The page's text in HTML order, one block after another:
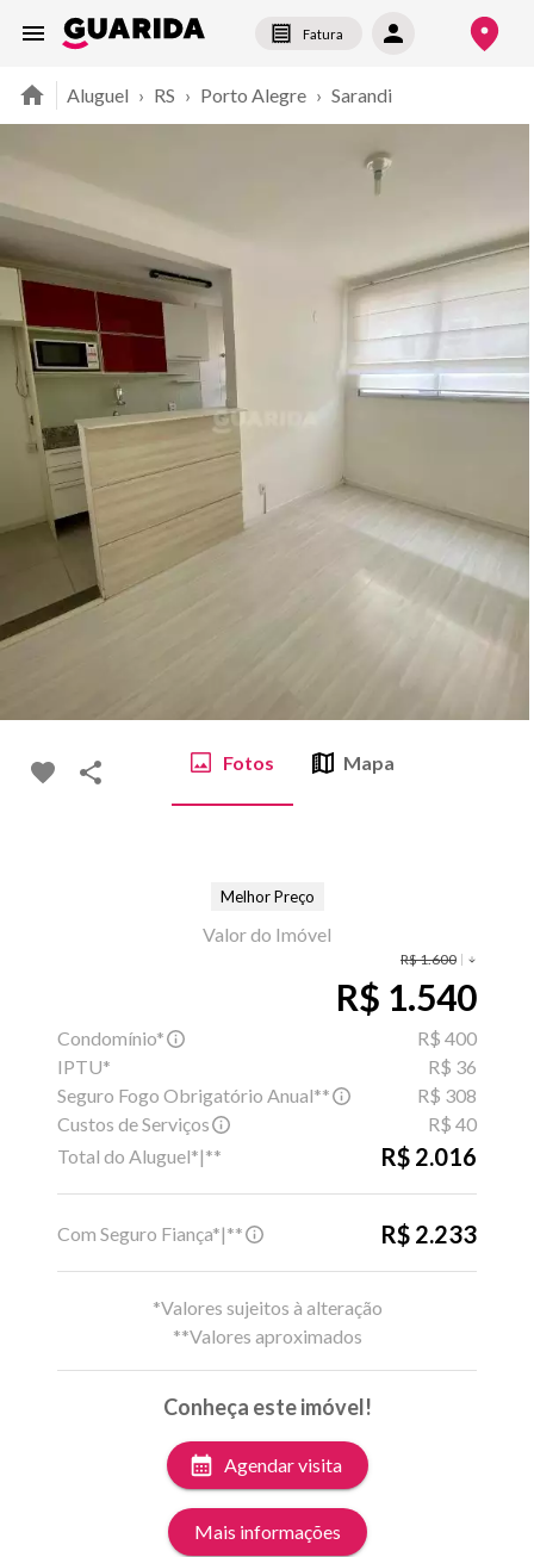
Fatura
Aluguel › RS › Porto Alegre › Sarandi
Fotos Mapa
Melhor Preço
Valor do Imóvel
R$ 1.600
R$ 1.540
Condomínio*
R$ 400
IPTU*
R$ 36
Seguro Fogo Obrigatório Anual**
R$ 308
Custos de Serviços
R$ 40
Total do Aluguel*|**
R$ 2.016
Com Seguro Fiança*|** R$ 2.233
*Valores sujeitos à alteração
**Valores aproximados
Conheça este imóvel!
Agendar visita
Mais informações